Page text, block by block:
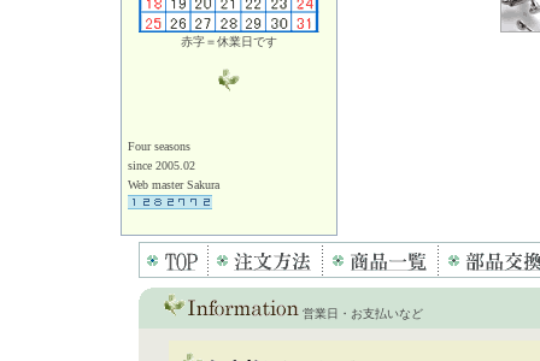
赤字＝休業日です
Four seasons
since 2005.02
Web master Sakura
営業日・お支払いなど